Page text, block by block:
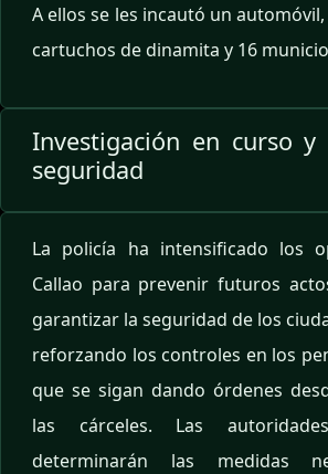
A ellos se les incautó un
cartuchos de dinamita y 16
Investigación en curso y
seguridad
La policía ha intensificado los
Callao para prevenir futuros
garantizar la seguridad de los
reforzando los controles en los
que se sigan dando órdenes
las cárceles. Las
determinarán las medidas